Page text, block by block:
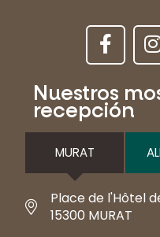
Nuestros
recepción
MURAT
Place de l'Hôtel
15300 MURAT